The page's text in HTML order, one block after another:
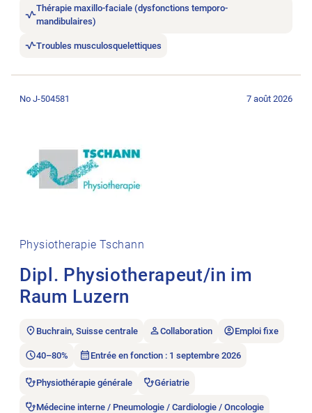
Thérapie maxillo-faciale (dysfonctions temporo-
mandibulaires)
Troubles musculosquelettiques
Physiotherapie Tschann
Dipl. Physiotherapeut/in im
Raum Luzern
No J-504581 7 août 2026
Buchrain, Suisse centrale Collaboration Emploi fixe
40–80% Entrée en fonction : 1 septembre 2026
Physiothérapie générale Gériatrie
Médecine interne / Pneumologie / Cardiologie / Oncologie